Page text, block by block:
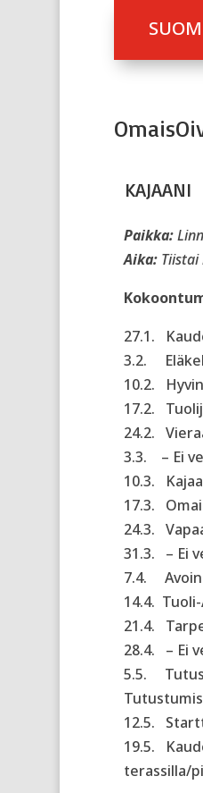
KAJAANI
Paikka:
Aika: Tiistai
27.1.
3.2.
10.2.
17.2.
24.2.
3.3. – Ei
10.3.
17.3.
24.3.
31.3. – Ei
7.4. Avoin
14.4.
21.4.
28.4. – Ei
5.5.
12.5.
19.5.
terassilla/